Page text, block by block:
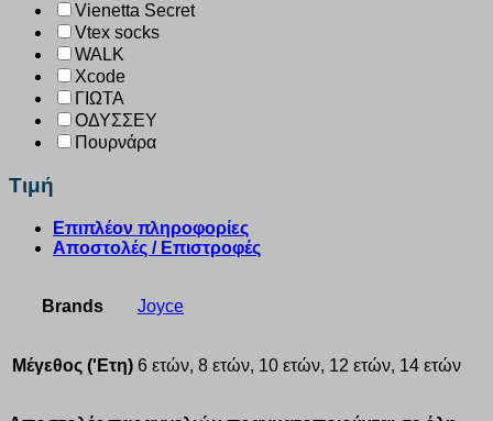
Vienetta Secret
Vtex socks
WALK
Xcode
ΓΙΩΤΑ
ΟΔΥΣΣΕΥ
Πουρνάρα
Τιμή
Επιπλέον πληροφορίες
Αποστολές / Επιστροφές
Brands Joyce
Μέγεθος ('Ετη) 6 ετών, 8 ετών, 10 ετών, 12 ετών, 14 ετών